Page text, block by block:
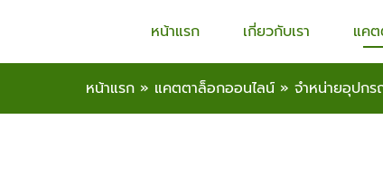
หน้าแรก เกี่ยวกับเรา แค
หน้าแรก » แคตตาล็อกออนไลน์ » จำหน่ายอุปกร